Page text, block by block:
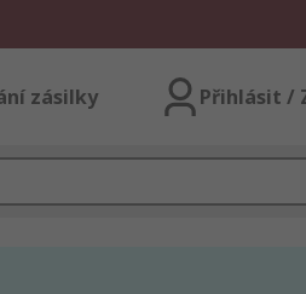
zásilky Přihlásit /